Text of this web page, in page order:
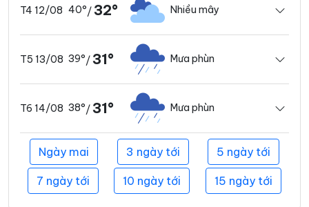
T4 12/08 40°/32° Nhiều mây
T5 13/08 39°/31° Mưa phùn
T6 14/08 38°/31° Mưa phùn
Ngày mai 3 ngày tới 5 ngày tới
7 ngày tới 10 ngày tới 15 ngày tới